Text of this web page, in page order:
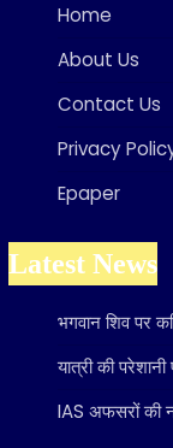
Home
About Us
Contact Us
Privacy
Epaper
Latest News
भगवान शिव पर
यात्री की
IAS अफसरों की